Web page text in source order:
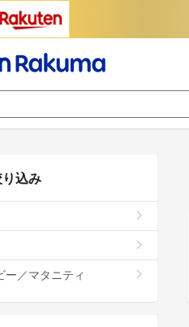
込み
ー／マタニティ